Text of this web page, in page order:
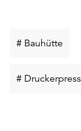
# Bauhütte
#